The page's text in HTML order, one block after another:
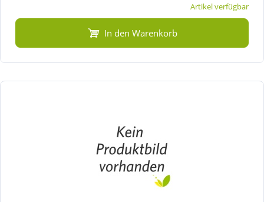
Artikel verfügbar
In den Warenkorb